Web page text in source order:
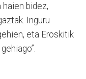
bidez,
Inguru
eta Eroskitik